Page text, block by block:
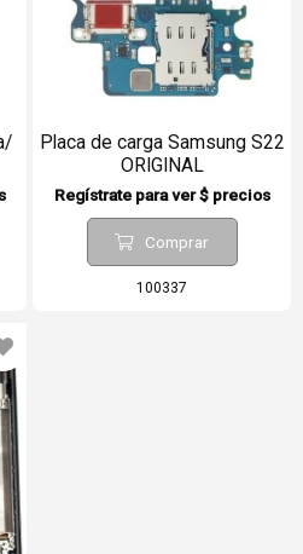
Placa de carga Samsung S22
ORIGINAL
Regístrate para ver $ precios
Comprar
100337